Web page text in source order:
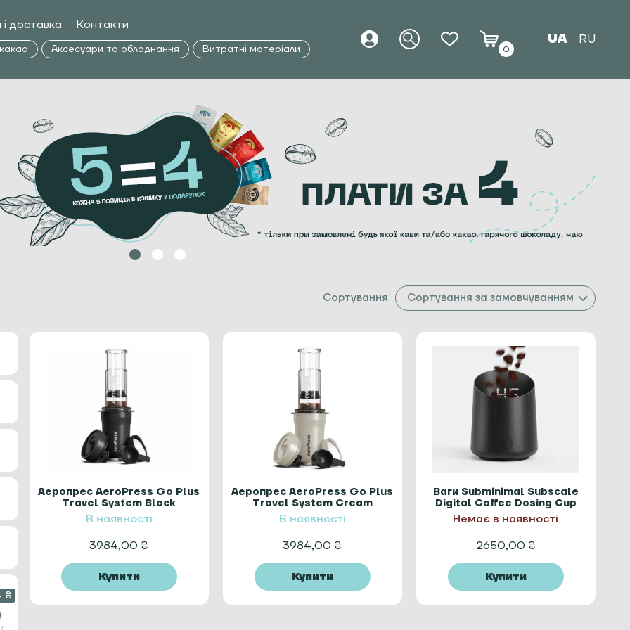
доставка Контакти
Аксесуари та обладнання Витратні матеріали 0
UA RU
Сортування Сортування за замовчуванням
₴
Аеропрес AeroPress Go Plus
Travel System Black
В наявності
3984,00 ₴
Купити
Аеропрес AeroPress Go Plus
Travel System Cream
В наявності
3984,00 ₴
Купити
Ваги Subminimal Subscale
Digital Coffee Dosing Cup
Немає в наявності
2650,00 ₴
Купити